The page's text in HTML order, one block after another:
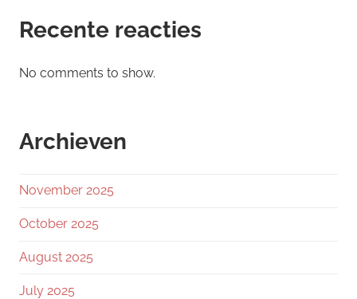
Recente reacties
No comments to show.
Archieven
November 2025
October 2025
August 2025
July 2025